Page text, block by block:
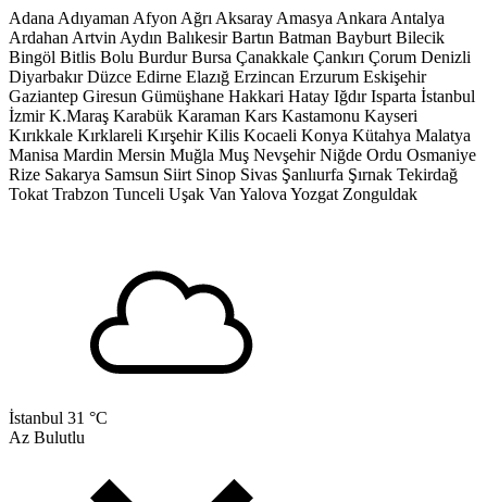
Adana Adıyaman Afyon Ağrı Aksaray Amasya Ankara Antalya
Ardahan Artvin Aydın Balıkesir Bartın Batman Bayburt Bilecik
Bingöl Bitlis Bolu Burdur Bursa Çanakkale Çankırı Çorum Denizli
Diyarbakır Düzce Edirne Elazığ Erzincan Erzurum Eskişehir
Gaziantep Giresun Gümüşhane Hakkari Hatay Iğdır Isparta İstanbul
İzmir K.Maraş Karabük Karaman Kars Kastamonu Kayseri
Kırıkkale Kırklareli Kırşehir Kilis Kocaeli Konya Kütahya Malatya
Manisa Mardin Mersin Muğla Muş Nevşehir Niğde Ordu Osmaniye
Rize Sakarya Samsun Siirt Sinop Sivas Şanlıurfa Şırnak Tekirdağ
Tokat Trabzon Tunceli Uşak Van Yalova Yozgat Zonguldak
İstanbul 31 °C
Az Bulutlu